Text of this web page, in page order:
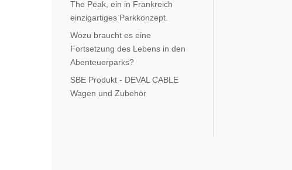
The Peak, ein in Frankreich
einzigartiges Parkkonzept.
Wozu braucht es eine
Fortsetzung des Lebens in den
Abenteuerparks?
SBE Produkt - DEVAL CABLE
Wagen und Zubehör